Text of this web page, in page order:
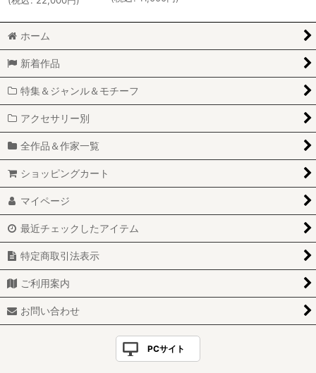
ホーム
新着作品
特集＆ジャンル＆モチーフ
アクセサリー別
全作品＆作家一覧
ショッピングカート
マイページ
最近チェックしたアイテム
特定商取引法表示
ご利用案内
お問い合わせ
PCサイト